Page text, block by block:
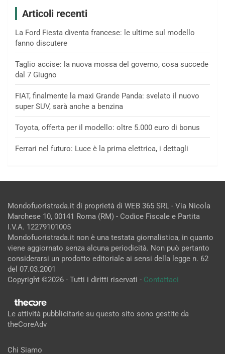
Articoli recenti
La Ford Fiesta diventa francese: le ultime sul modello
fanno discutere
Taglio accise: la nuova mossa del governo, cosa succede
dal 7 Giugno
FIAT, finalmente la maxi Grande Panda: svelato il nuovo
super SUV, sarà anche a benzina
Toyota, offerta per il modello: oltre 5.000 euro di bonus
Ferrari nel futuro: Luce è la prima elettrica, i dettagli
Mondofuoristrada.it di proprietà di WEB 365 SRL - Via Nicola
Marchese 10, 00141 Roma (RM) - Codice Fiscale e Partita
I.V.A. 12279101005
Mondofuoristrada.it non è una testata giornalistica, in quanto
viene aggiornato senza alcuna periodicità. Non può pertanto
considerarsi un prodotto editoriale ai sensi della legge n. 62
del 07.03.2001
Copyright ©2026 - Tutti i diritti riservati - Contattaci
Le attività pubblicitarie su questo sito sono gestite da
theCoreAdv
Chi Siamo